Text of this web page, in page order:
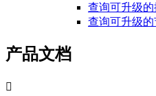
查询可升级
查询可升级
产品文档
